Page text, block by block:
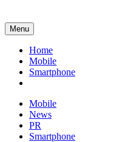
Menu
Home
Mobile
Smartphone
Mobile
News
PR
Smartphone